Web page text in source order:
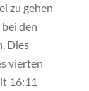
zu gehen
den
Dies
vierten
16:11